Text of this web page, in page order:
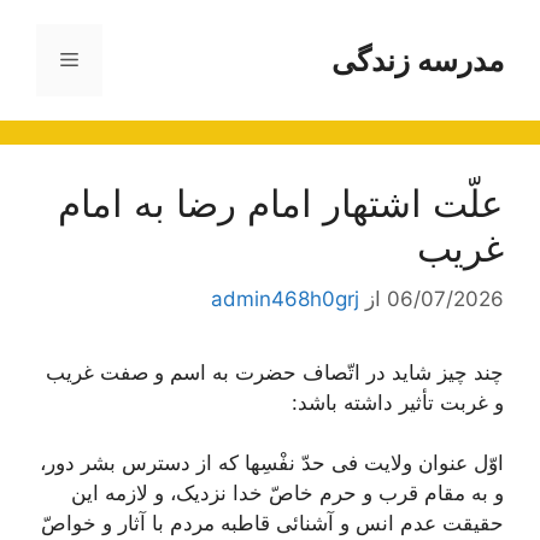
محتوامدرسه زندگی فهرست
علّت اشتهار امام رضا به امام
غريب
06/07/2026 از admin468h0grj
چند چیز شاید در اتّصاف حضرت به اسم و صفت غریب
و غربت تأثیر داشته باشد:
اوّل عنوان ولایت فی حدّ نفْسِها که از دسترس بشر دور،
و به مقام قرب و حرم خاصّ خدا نزدیک، و لازمه این
حقیقت عدم انس و آشنائی قاطبه مردم با آثار و خواصّ